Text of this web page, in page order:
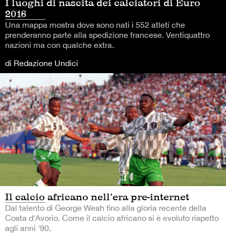
2016
Una mappa mostra dove sono nati i 552 atleti che
prenderanno parte alla spedizione francese. Ventiquattro
nazioni ma con qualche extra.
di Redazione Undici
Il calcio africano nell’era pre-internet
Dal talento di George Weah fino alla gloria recente della
Costa d'Avorio. Come il calcio africano si è evoluto rispetto
agli anni '90.